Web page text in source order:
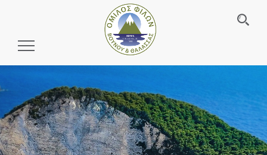
Toggle